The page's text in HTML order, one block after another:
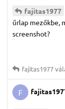
fajitas1977
űrlap mezőkbe,
screenshot?
fajitas1977
F